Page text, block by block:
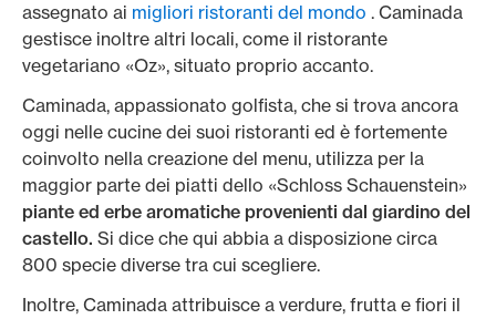
assegnato ai migliori ristoranti del mondo . Caminada
gestisce inoltre altri locali, come il ristorante
vegetariano «Oz», situato proprio accanto.
Caminada, appassionato golfista, che si trova ancora
oggi nelle cucine dei suoi ristoranti ed è fortemente
coinvolto nella creazione del menu, utilizza per la
maggior parte dei piatti dello «Schloss Schauenstein»
piante ed erbe aromatiche provenienti dal giardino del
castello. Si dice che qui abbia a disposizione circa
800 specie diverse tra cui scegliere.
Inoltre, Caminada attribuisce a verdure, frutta e fiori il